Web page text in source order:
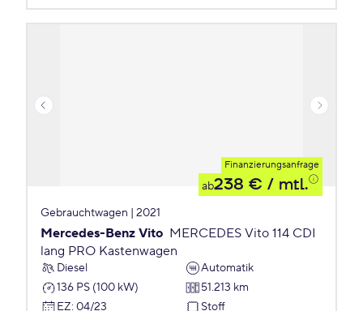
Finanzierungsanfrage
ab238 € / mtl.
Gebrauchtwagen | 2021
Mercedes-Benz Vito MERCEDES Vito 114 CDI
lang PRO Kastenwagen
Diesel
Automatik
136 PS (100 kW)
51.213 km
EZ: 04/23 Stoff